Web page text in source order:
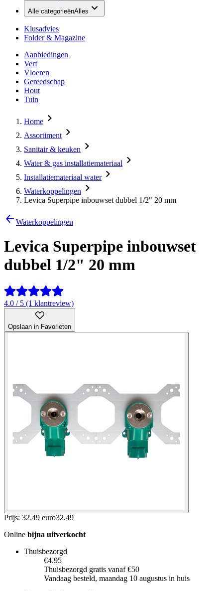
Alle categorieënAlles
Klusadvies
Folder & Magazine
Aanbiedingen
Verf
Vloeren
Gereedschap
Hout
Tuin
Home
Assortiment
Sanitair & keuken
Water & gas installatiemateriaal
Installatiemateriaal water
Waterkoppelingen
Levica Superpipe inbouwset dubbel 1/2" 20 mm
Waterkoppelingen
Levica Superpipe inbouwset
dubbel 1/2" 20 mm
4.0 / 5 (1 klantreview)
Opslaan in Favorieten
Prijs: 32.49 euro32.49
Online bijna uitverkocht
Thuisbezorgd
€4.95
Thuisbezorgd gratis vanaf €50
Vandaag besteld, maandag 10 augustus in huis